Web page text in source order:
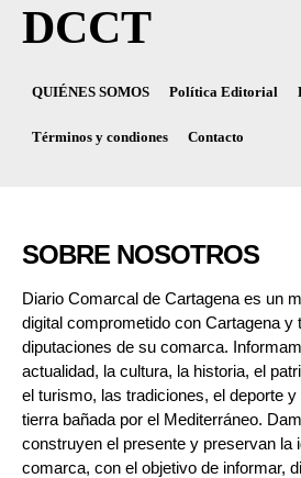
DCCT
QUIÉNES SOMOS Política Editorial
Términos y condiones Contacto
SOBRE NOSOTROS
Diario Comarcal de Cartagena es un
digital comprometido con Cartagena
diputaciones de su comarca.
actualidad, la cultura, la historia, el
el turismo, las tradiciones, el deporte
tierra bañada por el Mediterráneo.
construyen el presente y preservan la
comarca, con el objetivo de informar,